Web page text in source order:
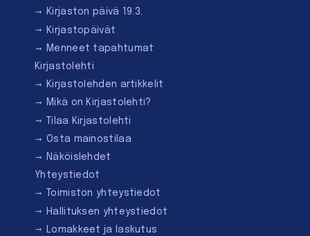
Kirjaston päivä 19.3.
Kirjastopäivät
Menneet tapahtumat
Kirjastolehti
Kirjastolehden artikkelit
Mikä on Kirjastolehti?
Tilaa Kirjastolehti
Osta mainostilaa
Näköislehdet
Yhteystiedot
Toimiston yhteystiedot
Hallituksen yhteystiedot
Lomakkeet ja laskutus